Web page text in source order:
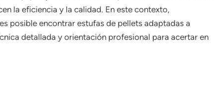
la eficiencia y la calidad. En este contexto,
posible encontrar estufas de pellets adaptadas a
detallada y orientación profesional para acertar en